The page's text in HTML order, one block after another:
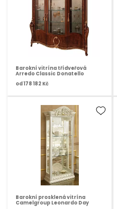
Barokní vitrína třídveřová
Arredo Classic Donatello
od 178 182 Kč
Barokní prosklená vitrína
Camelgroup Leonardo Day